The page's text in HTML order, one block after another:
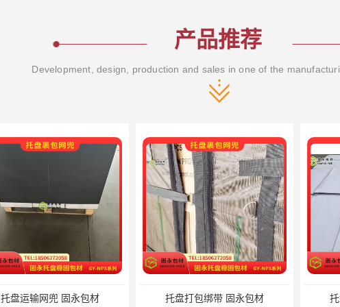
产品推荐
Development, design, production and sales in one of the
托盘运输网兜 固永包材 托盘打包绑带 固永包材